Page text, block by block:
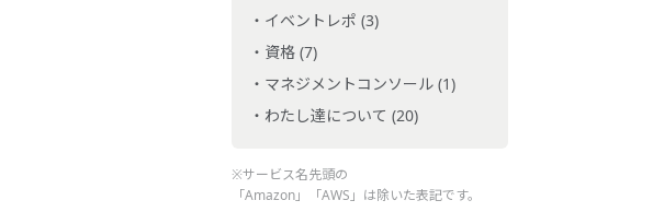
イベントレポ (3)
資格 (7)
マネジメントコンソール (1)
わたし達について (20)
※サービス名先頭の
「Amazon」「AWS」は除いた表記です。